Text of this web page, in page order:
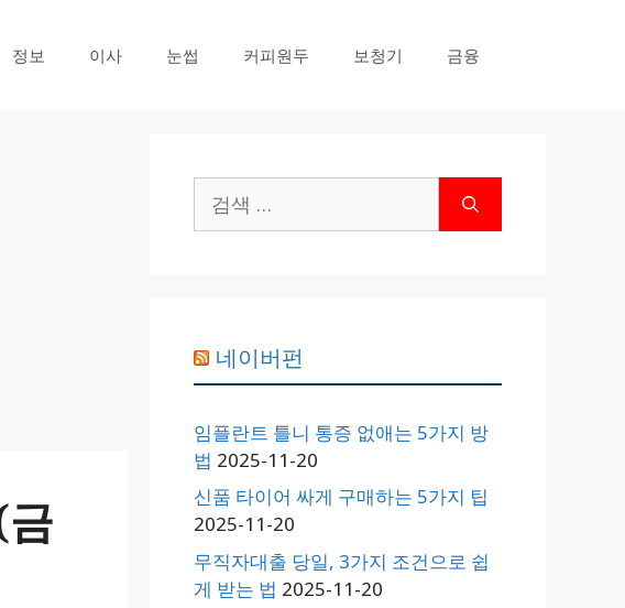
정보 이사 눈썹 커피원두 보청기 금융
색:
네이버펀
임플란트 틀니 통증 없애는 5가지 방
법 2025-11-20
신품 타이어 싸게 구매하는 5가지 팁
2025-11-20
무직자대출 당일, 3가지 조건으로 쉽
게 받는 법 2025-11-20